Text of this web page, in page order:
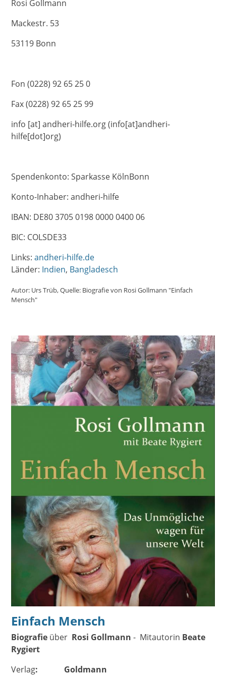
Rosi Gollmann
Mackestr. 53
53119 Bonn
Fon (0228) 92 65 25 0
Fax (0228) 92 65 25 99
info [at]andheri-hilfe.org(info[at]andheri-
hilfe[dot]org)
Spendenkonto: Sparkasse KölnBonn
Konto-Inhaber: andheri-hilfe
IBAN: DE80 3705 0198 0000 0400 06
BIC: COLSDE33
Links:andheri-hilfe.de
Länder: Indien Bangladesch
Autor: Urs Trüb Quelle: Biografie von Rosi Gollmann "Einfach
Mensch"
Einfach Mensch
Biografie über Rosi Gollmann - Mitautorin Beate
Rygiert
Verlag: Goldmann